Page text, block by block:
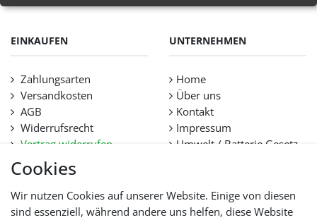
Cookies
Wir nutzen Cookies auf unserer Website. Einige von diesen
sind essenziell, während andere uns helfen, diese Website
EINKAUFEN
Zahlungsarten
Versandkosten
AGB
Widerrufsrecht
Vertrag widerrufen
Datenschutz
Hilfe
Lieferfristen und
Lieferbeschränkung
UNTERNEHMEN
Home
Über uns
Kontakt
Impressum
Umwelt / Batterie Gesetz